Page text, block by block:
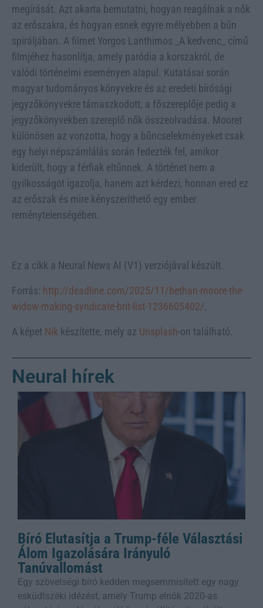
megírását. Azt akarta bemutatni, hogyan reagálnak a nők
az erőszakra, és hogyan esnek egyre mélyebben a bűn
spiráljában. A filmet Yorgos Lanthimos _A kedvenc_ című
filmjéhez hasonlítja, amely paródia a korszakról, de
valódi történelmi eseményen alapul. Kutatásai során
magyar tudományos könyvekre és az eredeti bírósági
jegyzőkönyvekre támaszkodott, a főszereplője pedig a
jegyzőkönyvekben szereplő nők összeolvadása. Mooret
különösen az vonzotta, hogy a bűncselekményeket csak
egy helyi népszámlálás során fedezték fel, amikor
kiderült, hogy a férfiak eltűnnek. A történet nem a
gyilkosságot igazolja, hanem azt kérdezi, honnan ered ez
az erőszak és mire kényszeríthető egy ember
reménytelenségében.
Ez a cikk a Neural News AI (V1) verziójával készült.
Forrás: http://deadline.com/2025/11/bethan-moore-the-
widow-making-syndicate-brit-list-1236605402/.
A képet Nik készítette, mely az Unsplash-on található.
Neural hírek
Bíró Elutasítja a Trump-féle Választási
Álom Igazolására Irányuló
Tanúvallomást
Egy szövetségi bíró kedden megsemmisített egy nagy
esküdtszéki idézést, amely Trump elnök 2020-as